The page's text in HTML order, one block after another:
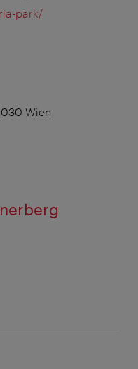
park/
Wien